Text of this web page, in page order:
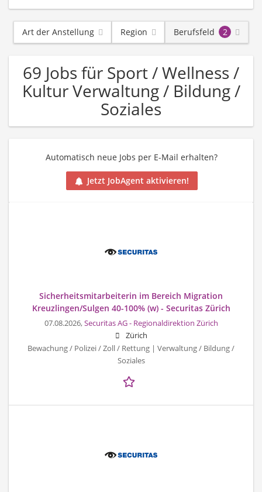
Art der Anstellung Region Berufsfeld 2
69 Jobs für Sport / Wellness /
Kultur Verwaltung / Bildung /
Soziales
Automatisch neue Jobs per E-Mail erhalten?
Jetzt JobAgent aktivieren!
Sicherheitsmitarbeiterin im Bereich Migration
Kreuzlingen/Sulgen 40-100% (w) - Securitas Zürich
07.08.2026,Securitas AG - Regionaldirektion Zürich
Zürich
Bewachung / Polizei / Zoll / Rettung | Verwaltung / Bildung /
Soziales